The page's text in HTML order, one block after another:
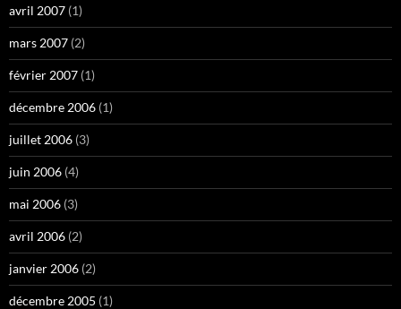
avril 2007 (1)
mars 2007 (2)
février 2007 (1)
décembre 2006 (1)
juillet 2006 (3)
juin 2006 (4)
mai 2006 (3)
avril 2006 (2)
janvier 2006 (2)
décembre 2005 (1)